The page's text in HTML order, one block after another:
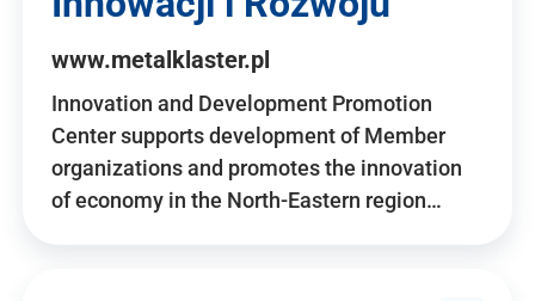
www.metalklaster.pl
Innovation and Development Promotion
Center supports development of Member
organizations and promotes the innovation
of economy in the North-Eastern region…